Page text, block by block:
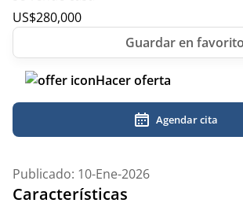
US$280,000
Hacer oferta
Agendar cita
Publicado: 10-Ene-2026
Características